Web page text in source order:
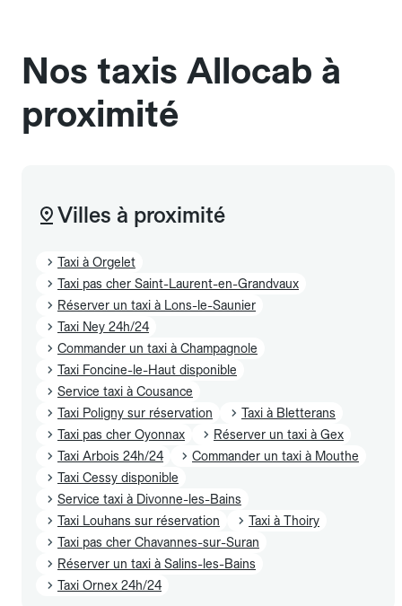
Nos taxis Allocab à
proximité
Villes à proximité
Taxi à Orgelet
Taxi pas cher Saint-Laurent-en-Grandvaux
Réserver un taxi à Lons-le-Saunier
Taxi Ney 24h/24
Commander un taxi à Champagnole
Taxi Foncine-le-Haut disponible
Service taxi à Cousance
Taxi Poligny sur réservation
Taxi à Bletterans
Taxi pas cher Oyonnax
Réserver un taxi à Gex
Taxi Arbois 24h/24
Commander un taxi à Mouthe
Taxi Cessy disponible
Service taxi à Divonne-les-Bains
Taxi Louhans sur réservation
Taxi à Thoiry
Taxi pas cher Chavannes-sur-Suran
Réserver un taxi à Salins-les-Bains
Taxi Ornex 24h/24